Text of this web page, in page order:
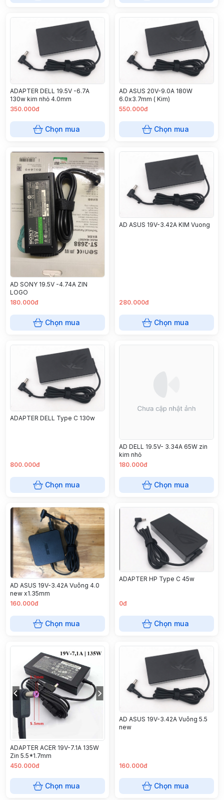
ADAPTER DELL 19.5V -6.7A
130w kim nhỏ 4.0mm
350.000đ
Chọn mua
AD ASUS 20V-9.0A 180W
6.0x3.7mm ( Kim)
550.000đ
Chọn mua
AD SONY 19.5V -4.74A ZIN
LOGO
180.000đ
Chọn mua
AD ASUS 19V-3.42A KIM Vuong
280.000đ
Chọn mua
ADAPTER DELL Type C 130w
800.000đ
Chọn mua
AD DELL 19.5V- 3.34A 65W zin
kim nhỏ
180.000đ
Chọn mua
AD ASUS 19V-3.42A Vuông 4.0
new x1.35mm
160.000đ
Chọn mua
ADAPTER HP Type C 45w
0đ
Chọn mua
ADAPTER ACER 19V-7.1A 135W
Zin 5.5*1.7mm
450.000đ
Chọn mua
AD ASUS 19V-3.42A Vuông 5.5
new
160.000đ
Chọn mua